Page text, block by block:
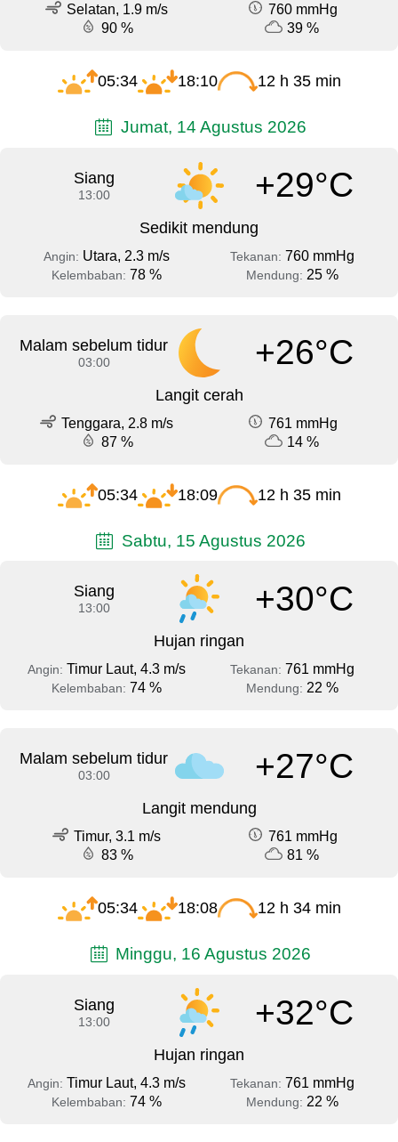
Selatan, 1.9 m/s
760 mmHg
90 %
39 %
05:34 18:10 12 h 35 min
Jumat, 14 Agustus 2026
Siang
13:00 +29°C
Sedikit mendung
Angin: Utara, 2.3 m/s Tekanan: 760 mmHg
Kelembaban: 78 % Mendung: 25 %
Malam sebelum tidur
03:00 +26°C
Langit cerah
Tenggara, 2.8 m/s
761 mmHg
87 %
14 %
05:34 18:09 12 h 35 min
Sabtu, 15 Agustus 2026
Siang
13:00 +30°C
Hujan ringan
Angin: Timur Laut, 4.3 m/s Tekanan: 761 mmHg
Kelembaban: 74 % Mendung: 22 %
Malam sebelum tidur
03:00 +27°C
Langit mendung
Timur, 3.1 m/s
761 mmHg
83 %
81 %
05:34 18:08 12 h 34 min
Minggu, 16 Agustus 2026
Siang
13:00 +32°C
Hujan ringan
Angin: Timur Laut, 4.3 m/s Tekanan: 761 mmHg
Kelembaban: 74 % Mendung: 22 %